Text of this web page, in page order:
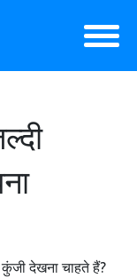
देखना चाहते हैं?